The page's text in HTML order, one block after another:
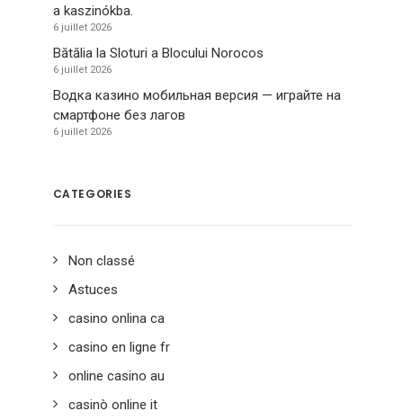
a kaszinókba.
6 juillet 2026
Bătălia la Sloturi a Blocului Norocos
6 juillet 2026
Водка казино мобильная версия — играйте на
смартфоне без лагов
6 juillet 2026
CATEGORIES
Non classé
Astuces
casino onlina ca
casino en ligne fr
online casino au
casinò online it